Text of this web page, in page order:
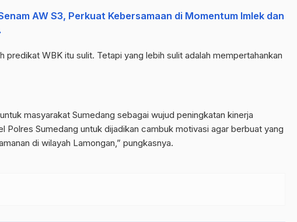
AW S3, Perkuat Kebersamaan di Momentum Imlek dan
predikat WBK itu sulit. Tetapi yang lebih sulit adalah mempertahankan
masyarakat Sumedang sebagai wujud peningkatan kinerja
Polres Sumedang untuk dijadikan cambuk motivasi agar berbuat yang
di wilayah Lamongan,” pungkasnya.